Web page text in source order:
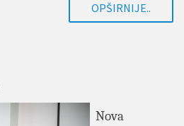
OPŠIRNIJE..
Nova